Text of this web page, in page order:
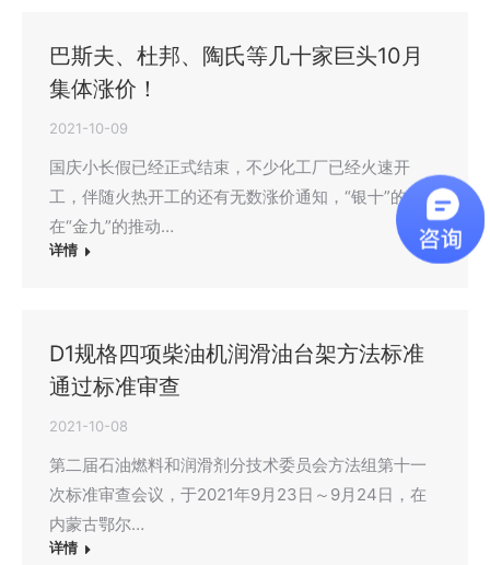
巴斯夫、杜邦、陶氏等几十家巨头10月
集体涨价！
2021-10-09
国庆小长假已经正式结束，不少化工厂已经火速开
工，伴随火热开工的还有无数涨价通知，“银十”的行情
在“金九”的推动…
详情
D1规格四项柴油机润滑油台架方法标准
通过标准审查
2021-10-08
第二届石油燃料和润滑剂分技术委员会方法组第十一
次标准审查会议，于2021年9月23日～9月24日，在
内蒙古鄂尔…
详情